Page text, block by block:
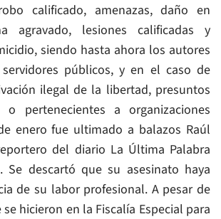
calificado, amenazas, daño en
agravado, lesiones calificadas y
siendo hasta ahora los autores
públicos, y en el caso de
ilegal de la libertad, presuntos
o pertenecientes a organizaciones
enero fue ultimado a balazos Raúl
del diario La Última Palabra
Se descartó que su asesinato haya
de su labor profesional. A pesar de
hicieron en la Fiscalía Especial para